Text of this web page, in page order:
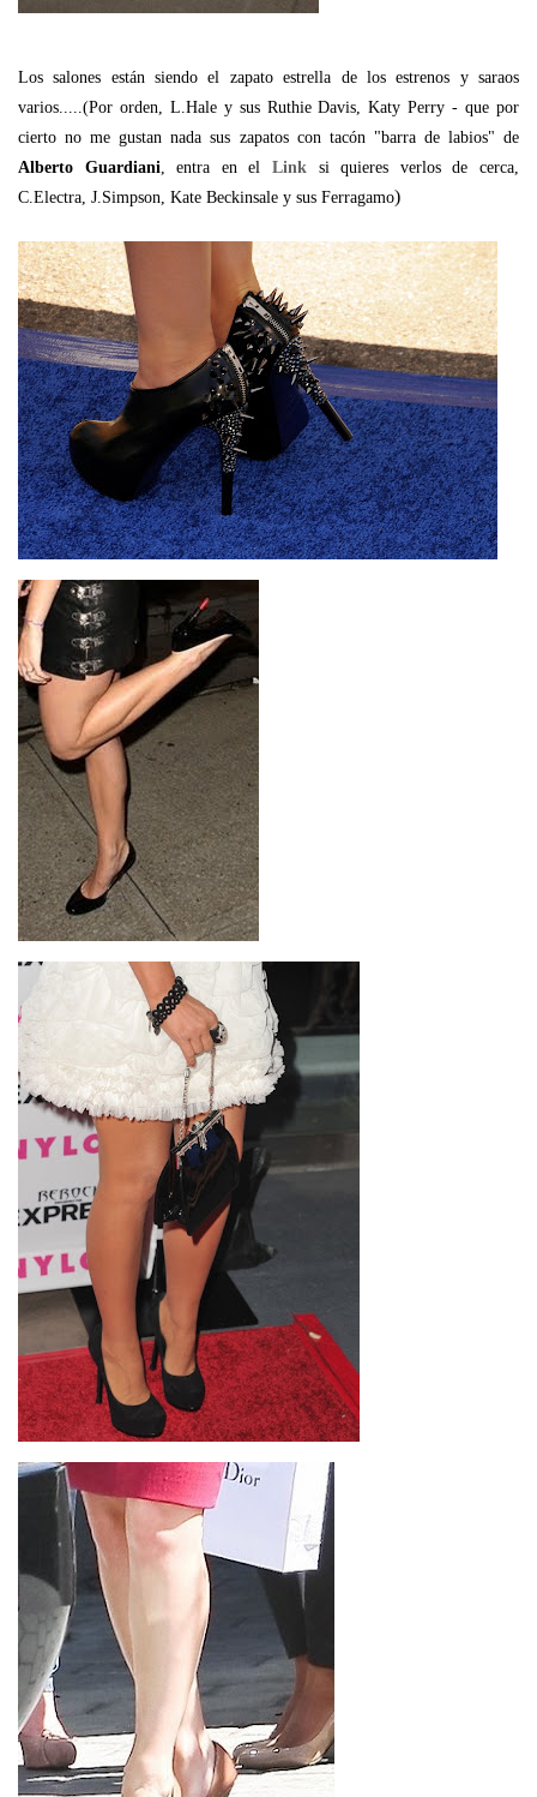
Los salones están siendo el zapato estrella de los estrenos y saraos
varios.....(Por orden, L.Hale y sus Ruthie Davis, Katy Perry - que por
cierto no me gustan nada sus zapatos con tacón "barra de labios" de
Alberto Guardiani , entra en elLink si quieres verlos de cerca,
C.Electra, J.Simpson, Kate Beckinsale y sus Ferragamo)